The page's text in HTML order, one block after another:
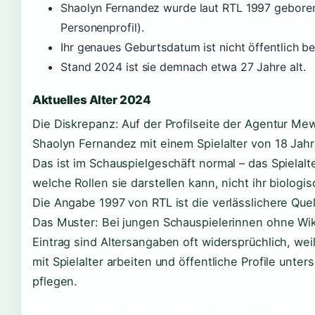
Shaolyn Fernandez wurde laut RTL 1997
Personenprofil).
Ihr genaues Geburtsdatum ist nicht öffentlich
Stand 2024 ist sie demnach etwa 27 Jahre alt.
Aktuelles Alter 2024
Die Diskrepanz: Auf der Profilseite der Agentur
Shaolyn Fernandez mit einem Spielalter von 18
Das ist im Schauspielgeschäft normal – das
welche Rollen sie darstellen kann, nicht ihr
Die Angabe 1997 von RTL ist die verlässlichere
Das Muster: Bei jungen Schauspielerinnen ohne
Eintrag sind Altersangaben oft widersprüchlich,
mit Spielalter arbeiten und öffentliche Profile
pflegen.